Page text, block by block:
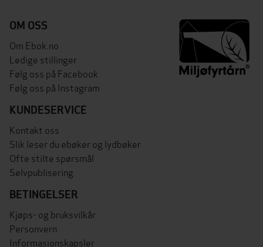
OM OSS
Om Ebok.no
Ledige stillinger
Følg oss på Facebook
Følg oss på Instagram
KUNDESERVICE
Kontakt oss
Slik leser du ebøker og lydbøker
Ofte stilte spørsmål
Selvpublisering
BETINGELSER
Kjøps- og bruksvilkår
Personvern
Informasjonskapsler